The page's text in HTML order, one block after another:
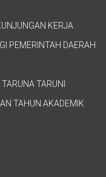
KERJA
PEMERINTAH DAERAH
TARUNI
TAHUN AKADEMIK